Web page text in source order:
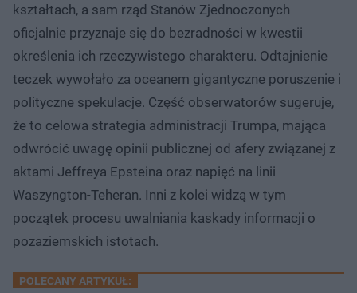
kształtach, a sam rząd Stanów Zjednoczonych
oficjalnie przyznaje się do bezradności w kwestii
określenia ich rzeczywistego charakteru. Odtajnienie
teczek wywołało za oceanem gigantyczne poruszenie i
polityczne spekulacje. Część obserwatorów sugeruje,
że to celowa strategia administracji Trumpa, mająca
odwrócić uwagę opinii publicznej od afery związanej z
aktami Jeffreya Epsteina oraz napięć na linii
Waszyngton-Teheran. Inni z kolei widzą w tym
początek procesu uwalniania kaskady informacji o
pozaziemskich istotach.
POLECANY ARTYKUŁ: